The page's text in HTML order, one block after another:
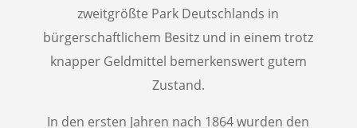
zweitgrößte Park Deutschlands in
bürgerschaftlichem Besitz und in einem trotz
knapper Geldmittel bemerkenswert gutem
Zustand.
In den ersten Jahren nach 1864 wurden den